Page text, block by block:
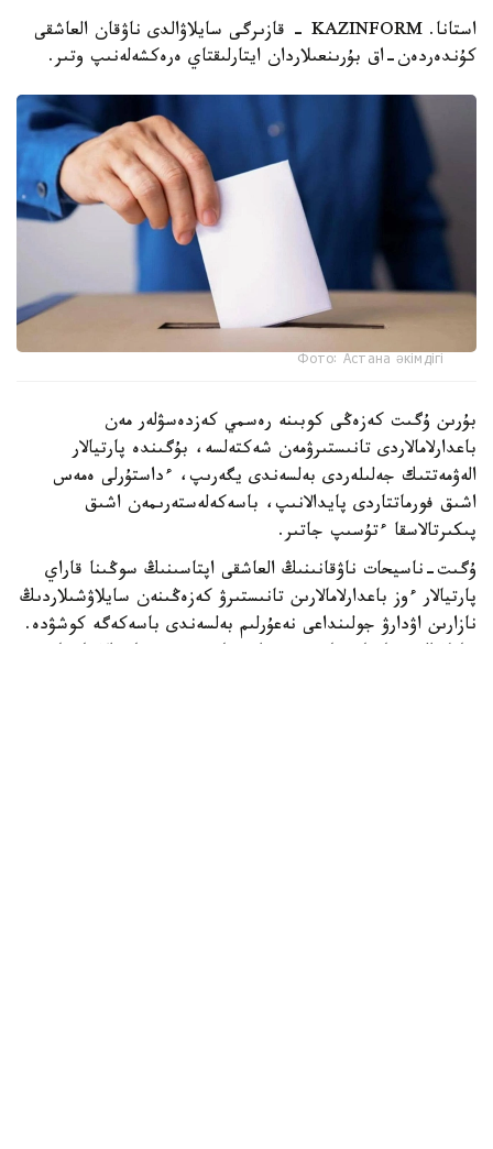
استانا. KAZINFORM - قازىرگى سايلاۋالدى ناۋقان العاشقى
كۇندەردەن-اق بۇرىنعىلاردان ايتارلىقتاي ەرەكشەلەنىپ وتىر.
Фото: Астана әкімдігі
بۇرىن ۇگىت كەزەڭى كوبىنە رەسمي كەزدەسۋلەر مەن
باعدارلامالاردى تانىستىرۋمەن شەكتەلسە، بۇگىندە پارتيالار
الەۋمەتتىك جەلىلەردى بەلسەندى يگەرىپ، ءداستۇرلى ەمەس
اشىق فورماتتاردى پايدالانىپ، باسەكەلەستەرىمەن اشىق
پىكىرتالاسقا ءتۇسىپ جاتىر.
ۇگىت-ناسيحات ناۋقانىنىڭ العاشقى اپتاسىنىڭ سوڭىنا قاراي
پارتيالار ءوز باعدارلامالارىن تانىستىرۋ كەزەڭىنەن سايلاۋشىلاردىڭ
نازارىن اۋدارۋ جولىنداعى نەعۇرلىم بەلسەندى باسەكەگە كوشۋدە.